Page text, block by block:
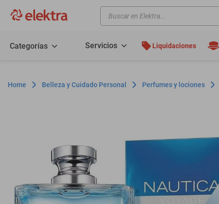
Buscar en Elektra...
Categorías Servicios Liquidaciones
Belleza y Cuidado Personal Perfumes y lociones
motos
motoneta
oppo